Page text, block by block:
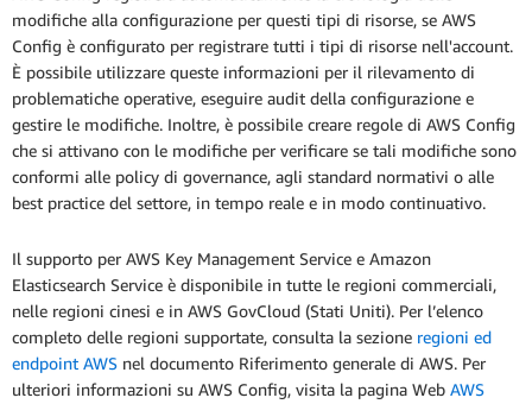
modifiche alla configurazione per questi tipi di risorse, se AWS
Config è configurato per registrare tutti i tipi di risorse nell'account.
È possibile utilizzare queste informazioni per il rilevamento di
problematiche operative, eseguire audit della configurazione e
gestire le modifiche. Inoltre, è possibile creare regole di AWS Config
che si attivano con le modifiche per verificare se tali modifiche sono
conformi alle policy di governance, agli standard normativi o alle
best practice del settore, in tempo reale e in modo continuativo.
Il supporto per AWS Key Management Service e Amazon
Elasticsearch Service è disponibile in tutte le regioni commerciali,
nelle regioni cinesi e in AWS GovCloud (Stati Uniti). Per l’elenco
completo delle regioni supportate, consulta la sezione regioni ed
endpoint AWS nel documento Riferimento generale di AWS. Per
ulteriori informazioni su AWS Config, visita la pagina Web AWS